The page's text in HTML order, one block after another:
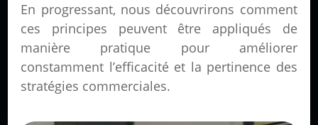
En progressant, nous découvrirons comment
ces principes peuvent être appliqués de
manière pratique pour améliorer
constamment l’efficacité et la pertinence des
stratégies commerciales.